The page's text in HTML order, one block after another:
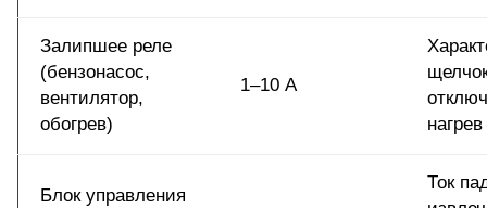
Залипшее реле
(бензонасос,
вентилятор,
обогрев)
1–10 А
нагрев
Блок управления
Ток